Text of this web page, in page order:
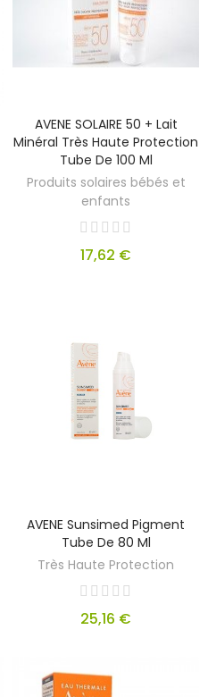
AVENE SOLAIRE 50 + Lait
Minéral Très Haute Protection
Tube De 100 Ml
Produits solaires bébés et
enfants
17,62 €
AVENE Sunsimed Pigment
Tube De 80 Ml
Très Haute Protection
25,16 €